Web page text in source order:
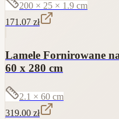
200 × 25 × 1.9 cm
171.07 zł
Lamele Fornirowane
60 x 280 cm
2.1 × 60 cm
319.00 zł